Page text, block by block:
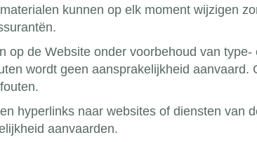
kunnen op elk moment wijzigen
op de Website onder voorbehoud van
wordt geen aansprakelijkheid aanvaard.
hyperlinks naar websites of diensten van
aanvaarden.